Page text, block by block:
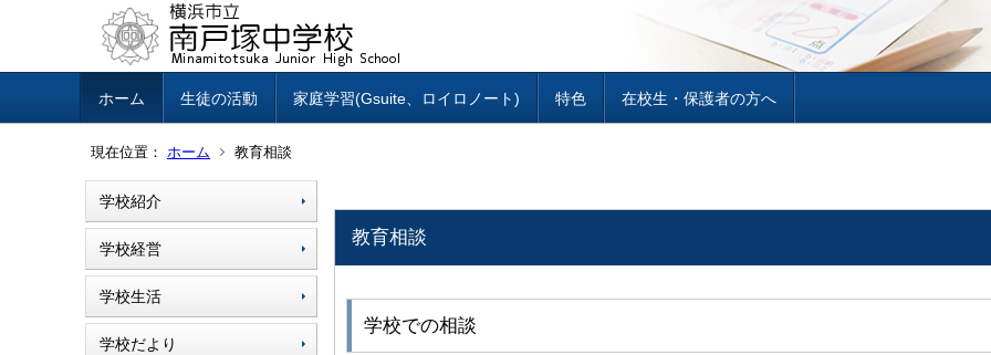
ホーム 生徒の活動 家庭学習(Gsuite、ロイロノート) 特色 在校生・保護者の方へ
現在位置： ホーム 教育相談
学校紹介
学校経営
学校生活
学校だより
教育相談
学校での相談